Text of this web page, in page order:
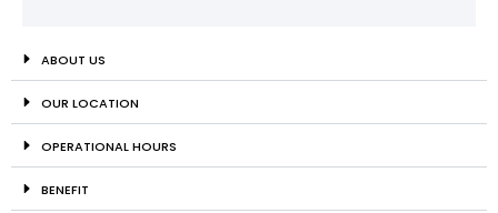
ABOUT US
OUR LOCATION
OPERATIONAL HOURS
BENEFIT